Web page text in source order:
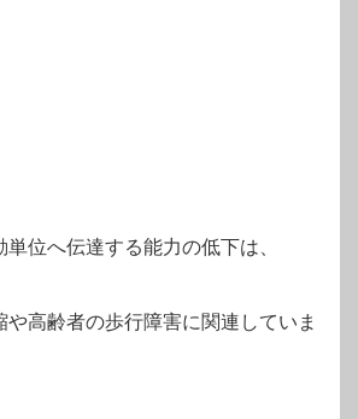
位へ伝達する能力の低下は、
や高齢者の歩行障害に関連していま